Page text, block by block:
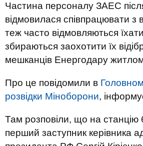
Частина персоналу ЗАЕС
відмовилася співпрацювати з
теж часто відмовляються
збираються заохотити їх
мешканців Енергодару
Про це повідомили в
розвідки Міноборони,
Там розповіли, що на станцію
перший заступник керівника